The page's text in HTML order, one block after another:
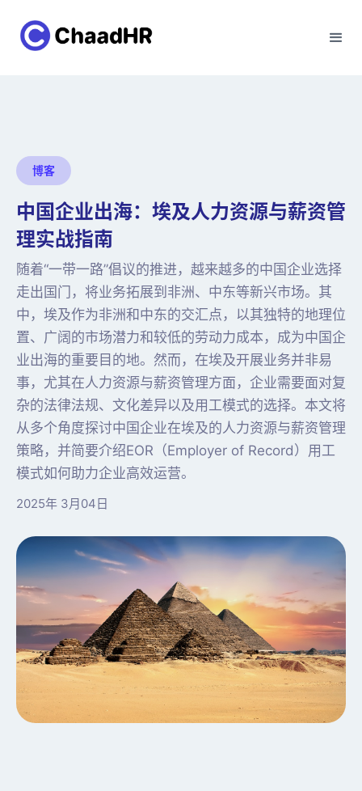
博客
中国企业出海：埃及人力资源与薪资管
理实战指南
随着“一带一路”倡议的推进，越来越多的中国企业选择
走出国门，将业务拓展到非洲、中东等新兴市场。其
中，埃及作为非洲和中东的交汇点，以其独特的地理位
置、广阔的市场潜力和较低的劳动力成本，成为中国企
业出海的重要目的地。然而，在埃及开展业务并非易
事，尤其在人力资源与薪资管理方面，企业需要面对复
杂的法律法规、文化差异以及用工模式的选择。本文将
从多个角度探讨中国企业在埃及的人力资源与薪资管理
策略，并简要介绍EOR（Employer of Record）用工
模式如何助力企业高效运营。
2025年 3月04日